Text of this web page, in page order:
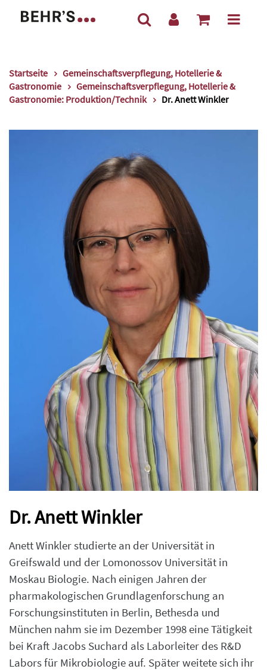
Startseite
Gemeinschaftsverpflegung, Hotellerie &
Gastronomie
Gemeinschaftsverpflegung, Hotellerie &
Gastronomie: Produktion/Technik
Dr. Anett Winkler
Dr. Anett Winkler
Anett Winkler studierte an der Universität in
Greifswald und der Lomonossov Universität in
Moskau Biologie. Nach einigen Jahren der
pharmakologischen Grundlagenforschung an
Forschungsinstituten in Berlin, Bethesda und
München nahm sie im Dezember 1998 eine Tätigkeit
bei Kraft Jacobs Suchard als Laborleiter des R&D
Labors für Mikrobiologie auf. Später weitete sich ihr